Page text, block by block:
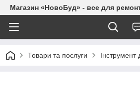
Магазин «НовоБуд» - все для
Товари та послуги